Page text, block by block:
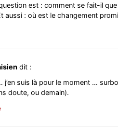
est : comment se fait-il
aussi : où est le changement
dit :
j’en suis là pour le moment …
doute, ou demain).